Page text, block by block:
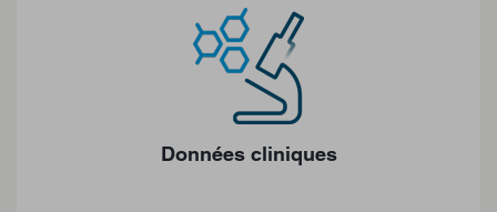
Données cliniques